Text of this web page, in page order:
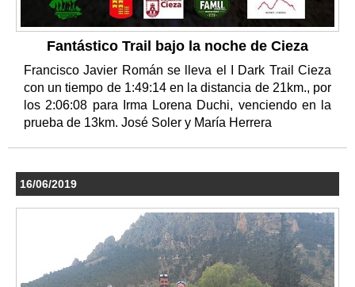
Fantástico Trail bajo la noche de Cieza
Francisco Javier Román se lleva el I Dark Trail Cieza
con un tiempo de 1:49:14 en la distancia de 21km., por
los 2:06:08 para Irma Lorena Duchi, venciendo en la
prueba de 13km. José Soler y María Herrera
16/06/2019